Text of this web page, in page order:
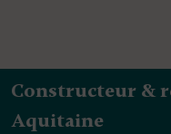
Constructeur &
Aquitaine